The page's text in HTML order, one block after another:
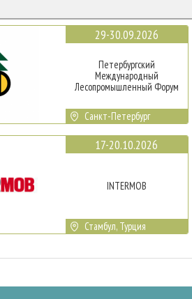
29-30.09.2026
Петербургский
Международный
Лесопромышленный Форум
Санкт-Петербург
17-20.10.2026
INTERMOB
Стамбул, Турция